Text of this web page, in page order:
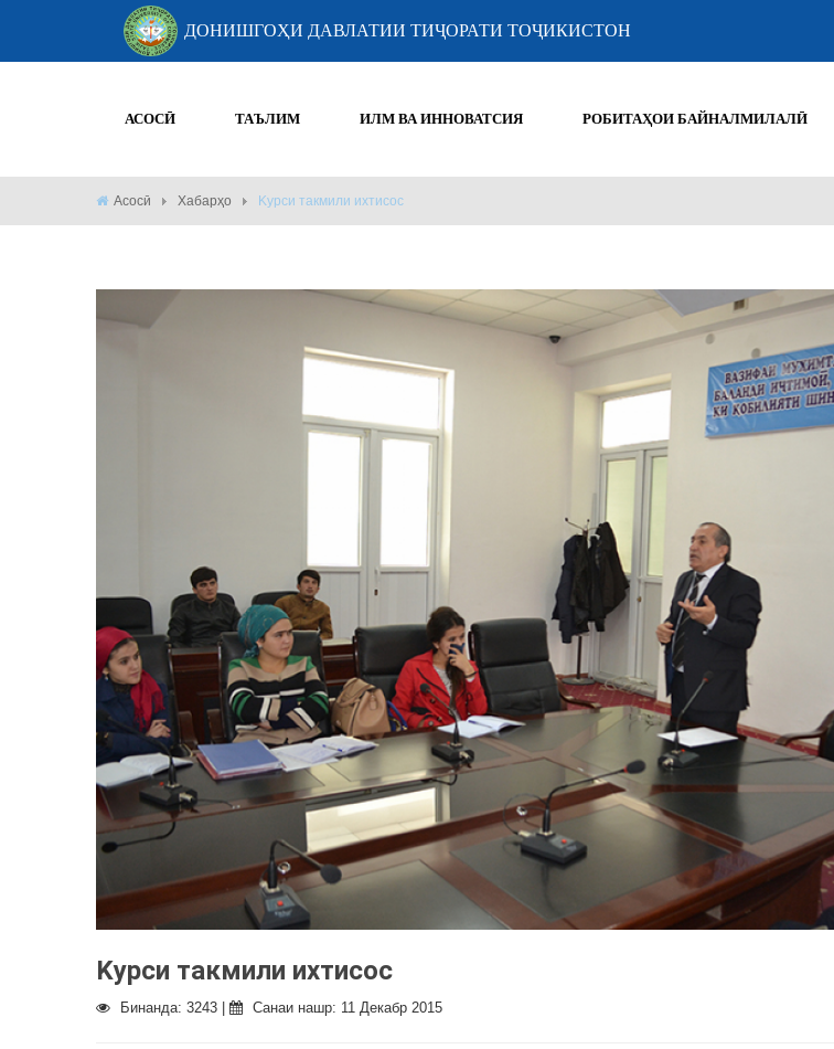
ДОНИШГОҲИ ДАВЛАТИИ ТИҶОРАТИ ТОҶИКИСТОН
АСОСӢ ТАЪЛИМ ИЛМ ВА ИННОВАТСИЯ РОБИТАҲОИ БАЙНАЛМИЛАЛӢ
Асосӣ Хабарҳо Kурси такмили ихтисос
Kурси такмили ихтисос
Бинанда: 3243 | Санаи нашр: 11 Декабр 2015